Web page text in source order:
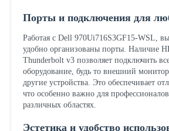
Порты и подключения для
Работая с Dell 970Ui716S3GF15-WSL,
удобно организованы порты. Наличие
Thunderbolt v3 позволяет подключить
оборудование, будь то внешний
другие устройства. Это обеспечивает
что особенно важно для
различных областях.
Эстетика и удобство